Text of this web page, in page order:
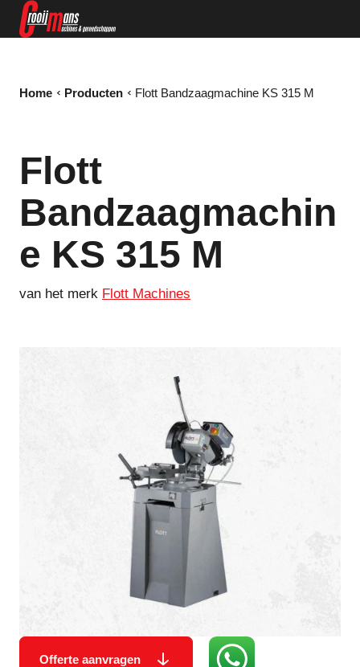
Home Producten Flott Bandzaagmachine KS 315 M
Flott
Bandzaagmachin
e KS 315 M
van het merk Flott Machines
Offerte aanvragen